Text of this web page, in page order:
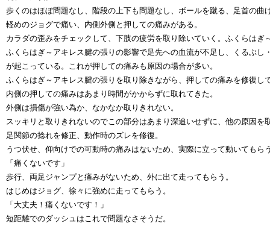
歩くのはほぼ問題なし、階段の上下も問題なし、ボールを蹴る、足首の曲
軽めのジョグで痛い、内側外側と押しての痛みがある。
カラダの歪みをチェックして、下肢の疲労を取り除いていく。ふくらはぎ
ふくらはぎ～アキレス腱の張りの影響で足先への血流が不足し、くるぶし
が起こっている。これが押しての痛みも原因の場合が多い。
ふくらはぎ～アキレス腱の張りを取り除きながら、押しての痛みを修復し
内側の押しての痛みはあまり時間がかからずに取れてきた。
外側は損傷が強い為か、なかなか取りきれない。
スッキリと取りきれないのでこの部分はあまり深追いせずに、他の原因を
足関節の捻れを修正、動作時のズレを修復。
うつ伏せ、仰向けでの可動時の痛みはないため、実際に立って動いてもら
「痛くないです」
歩行、両足ジャンプと痛みがないため、外に出て走ってもらう。
はじめはジョグ、徐々に強めに走ってもらう。
「大丈夫！痛くないです！」
短距離でのダッシュはこれで問題なさそうだ。